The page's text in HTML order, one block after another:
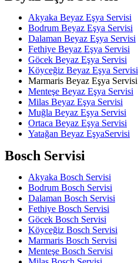
Akyaka Beyaz Eşya Servisi
Bodrum Beyaz Eşya Servisi
Dalaman Beyaz Eşya Servisi
Fethiye Beyaz Eşya Servisi
Göcek Beyaz Eşya Servisi
Köyceğiz Beyaz Eşya Servisi
Marmaris Beyaz Eşya Servisi
Menteşe Beyaz Eşya Servisi
Milas Beyaz Eşya Servisi
Muğla Beyaz Eşya Servisi
Ortaca Beyaz Eşya Servisi
Yatağan Beyaz EşyaServisi
Bosch Servisi
Akyaka Bosch Servisi
Bodrum Bosch Servisi
Dalaman Bosch Servisi
Fethiye Bosch Servisi
Göcek Bosch Servisi
Köyceğiz Bosch Servisi
Marmaris Bosch Servisi
Menteşe Bosch Servisi